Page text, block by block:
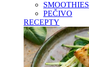
SMOOTHIES
PEČIVO
RECEPTY